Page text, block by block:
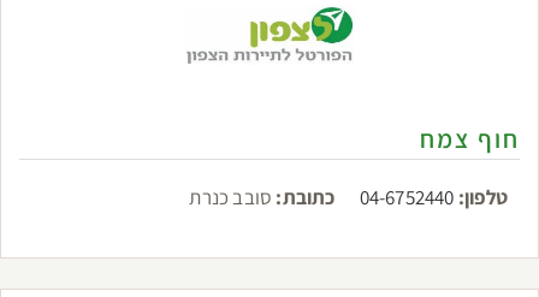
חוף צמח
טלפון: 04-6752440 כתובת: סובב כנרת